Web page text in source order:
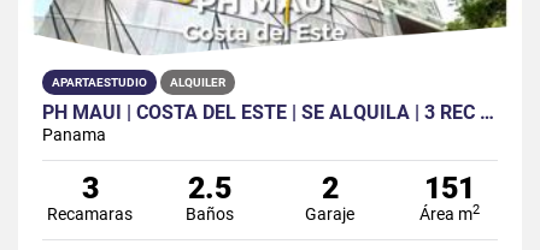
APARTAESTUDIO ALQUILER
PH MAUI | COSTA DEL ESTE | SE ALQUILA | 3 REC | 2.5 BAÑOS | CBE |
Panama
3
Recamaras
2.5
Baños
2
Garaje
151
Área m2